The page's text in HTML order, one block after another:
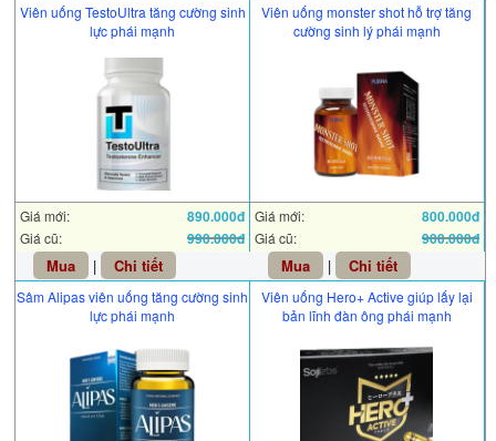
Viên uống TestoUltra tăng cường sinh
lực phái mạnh
Giá mới: 890.000đ
Giá cũ: 990.000đ
Mua | Chi tiết
Viên uống monster shot hỗ trợ tăng
cường sinh lý phái mạnh
Giá mới: 800.000đ
Giá cũ: 900.000đ
Mua | Chi tiết
Sâm Alipas viên uống tăng cường sinh
lực phái mạnh
Viên uống Hero+ Active giúp lấy lại
bản lĩnh đàn ông phái mạnh